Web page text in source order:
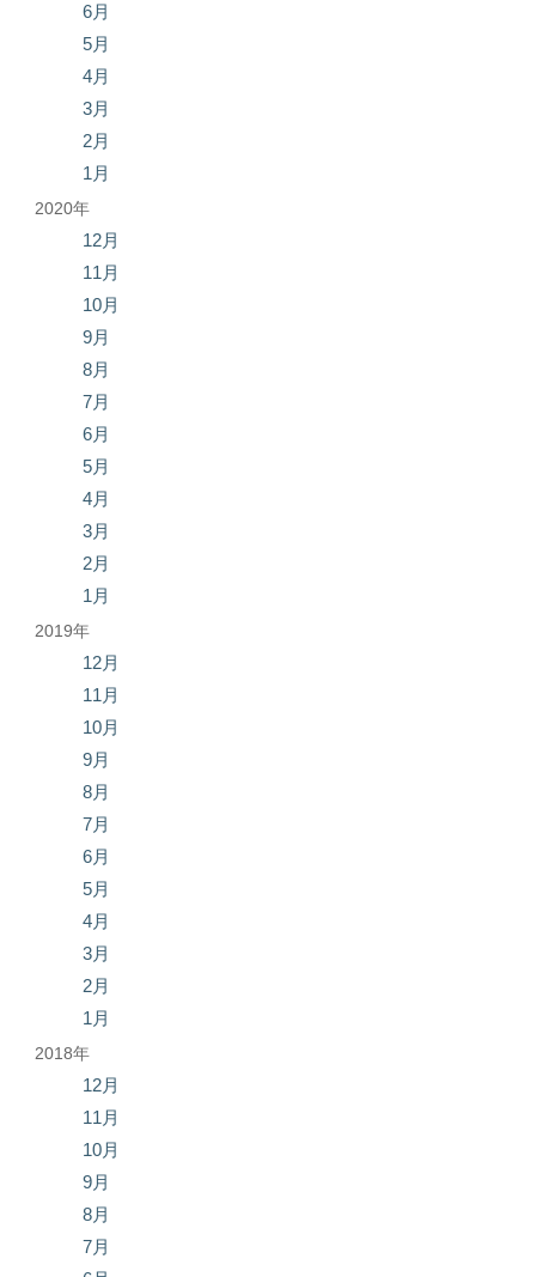
6月
5月
4月
3月
2月
1月
2020年
12月
11月
10月
9月
8月
7月
6月
5月
4月
3月
2月
1月
2019年
12月
11月
10月
9月
8月
7月
6月
5月
4月
3月
2月
1月
2018年
12月
11月
10月
9月
8月
7月